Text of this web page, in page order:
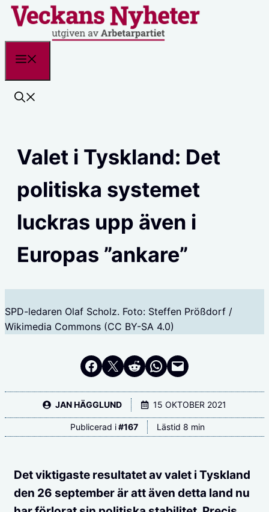
Hoppa
Valet i Tyskland: Det
politiska systemet
luckras upp även i
Europas ”ankare”
SPD-ledaren Olaf Scholz. Foto: Steffen Prößdorf /
Wikimedia Commons (CC BY-SA 4.0)
Dela på Facebook
Dela på Twitter
Dela på RedditDela i WhatsApp
Maila en länk
JAN HÄGGLUND 15 OKTOBER 2021
Publicerad i#167 Lästid 8 min
Det viktigaste resultatet av valet i Tyskland
den 26 september är att även detta land nu